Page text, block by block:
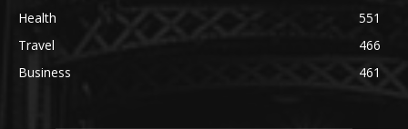
Health
551
Travel
466
Business
461